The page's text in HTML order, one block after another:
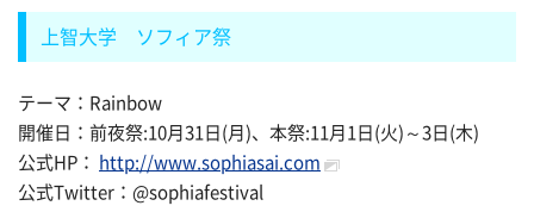
上智大学 ソフィア祭
テーマ：Rainbow
開催日：前夜祭:10月31日(月)、本祭:11月1日(火)～3日(木)
公式HP：
http://www.sophiasai.com
公式Twitter：@sophiafestival